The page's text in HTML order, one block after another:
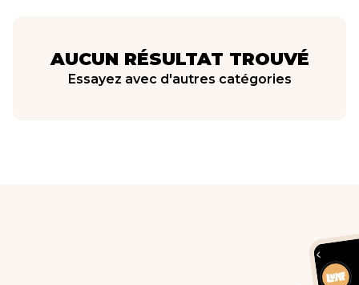
AUCUN RÉSULTAT TROUVÉ
Essayez avec d'autres catégories